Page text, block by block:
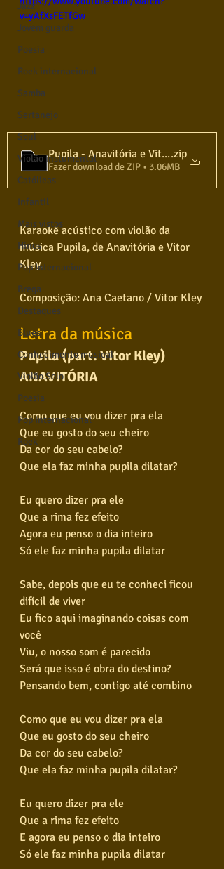
Jazz
Jovem guarda
Poesia
Rock internacional
Samba
Sertanejo
Soul
Violão instumental
Católicas
Infantil
Mais vistos
Hinos
Pop Internacional
Brega
Destaques
Blues
Conhecimento musical
Violão Solo
Poesia
Pop Internacional
Rock
v=yAfXsFETfGw
Pupila - Anavitória e Vitor Kley -
.zip
Fazer download de ZIP • 3.06MB
Karaokê acústico com violão da
música Pupila, de Anavitória e Vitor
Kley.
Composição: Ana Caetano / Vitor Kley
Letra da música
Pupila (part. Vitor Kley)
ANAVITÓRIA
Como que eu vou dizer pra ela
Que eu gosto do seu cheiro
Da cor do seu cabelo?
Que ela faz minha pupila dilatar?
Eu quero dizer pra ele
Que a rima fez efeito
Agora eu penso o dia inteiro
Só ele faz minha pupila dilatar
Sabe, depois que eu te conheci ficou
difícil de viver
Eu fico aqui imaginando coisas com
você
Viu, o nosso som é parecido
Será que isso é obra do destino?
Pensando bem, contigo até combino
Como que eu vou dizer pra ela
Que eu gosto do seu cheiro
Da cor do seu cabelo?
Que ela faz minha pupila dilatar?
Eu quero dizer pra ele
Que a rima fez efeito
E agora eu penso o dia inteiro
Só ele faz minha pupila dilatar